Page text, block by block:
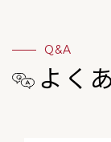
Q&A
よく